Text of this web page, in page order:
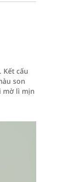
Kết cấu
son
mờ lì mịn